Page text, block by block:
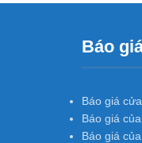
Báo
Báo giá
Báo giá
Báo giá